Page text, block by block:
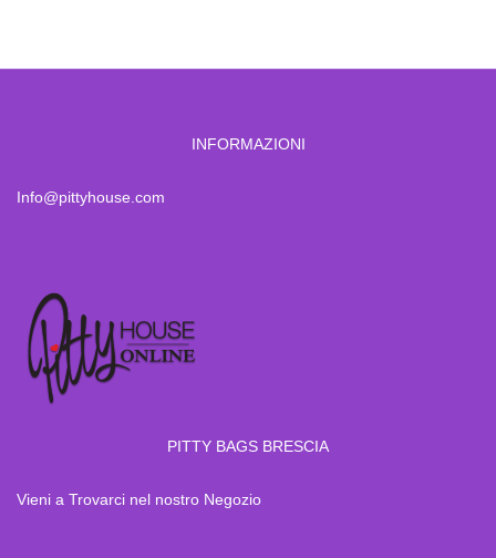
INFORMAZIONI
Info@pittyhouse.com
PITTY BAGS BRESCIA
Vieni a Trovarci nel nostro Negozio